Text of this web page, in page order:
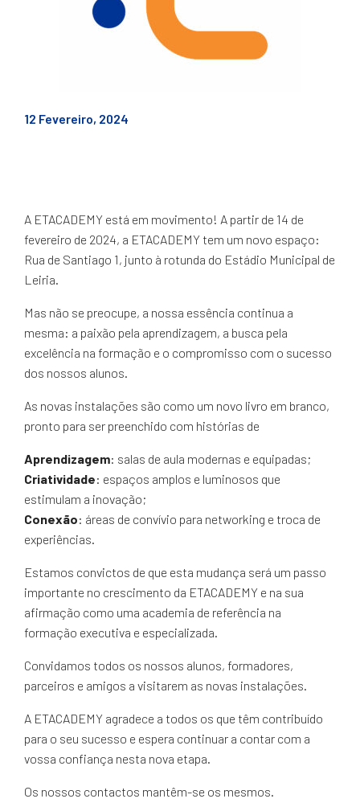
12 Fevereiro, 2024
A ETACADEMY está em movimento! A partir de 14 de
fevereiro de 2024, a ETACADEMY tem um novo espaço:
Rua de Santiago 1, junto à rotunda do Estádio Municipal de
Leiria.
Mas não se preocupe, a nossa essência continua a
mesma: a paixão pela aprendizagem, a busca pela
excelência na formação e o compromisso com o sucesso
dos nossos alunos.
As novas instalações são como um novo livro em branco,
pronto para ser preenchido com histórias de
Aprendizagem: salas de aula modernas e equipadas;
Criatividade: espaços amplos e luminosos que
estimulam a inovação;
Conexão: áreas de convívio para networking e troca de
experiências.
Estamos convictos de que esta mudança será um passo
importante no crescimento da ETACADEMY e na sua
afirmação como uma academia de referência na
formação executiva e especializada.
Convidamos todos os nossos alunos, formadores,
parceiros e amigos a visitarem as novas instalações.
A ETACADEMY agradece a todos os que têm contribuído
para o seu sucesso e espera continuar a contar com a
vossa confiança nesta nova etapa.
Os nossos contactos mantêm-se os mesmos.